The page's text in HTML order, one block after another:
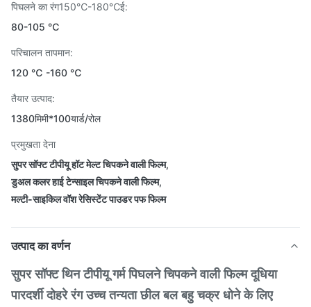
पिघलने का रंग150℃-180℃ई:
80-105 ℃
परिचालन तापमान:
120 ℃ -160 ℃
तैयार उत्पाद:
1380मिमी*100यार्ड/रोल
प्रमुखता देना
सुपर सॉफ्ट टीपीयू हॉट मेल्ट चिपकने वाली फिल्म,
डुअल कलर हाई टेन्साइल चिपकने वाली फिल्म,
मल्टी-साइकिल वॉश रेसिस्टेंट पाउडर पफ फिल्म
उत्पाद का वर्णन
सुपर सॉफ्ट थिन टीपीयू गर्म पिघलने चिपकने वाली फिल्म दूधिया
पारदर्शी दोहरे रंग उच्च तन्यता छील बल बहु चक्र धोने के लिए